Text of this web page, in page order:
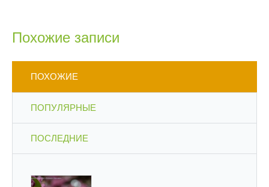
Похожие записи
ПОХОЖИЕ
ПОПУЛЯРНЫЕ
ПОСЛЕДНИЕ